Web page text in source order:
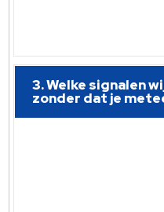
3. Welke signalen
zonder dat je